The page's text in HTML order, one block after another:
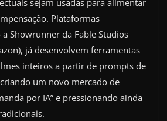
Plataformas
Showrunner da Fable Studios
já desenvolvem ferramentas
inteiros a partir de prompts de
um novo mercado de
por IA” e pressionando ainda